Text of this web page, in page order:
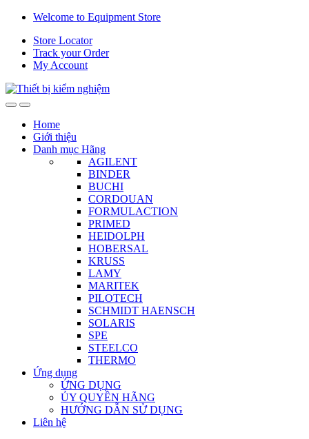
Skip
navigation
Skip
content
Welcome to Equipment Store
Store Locator
Track your Order
My Account
Home
Giới thiệu
Danh mục Hãng
AGILENT
BINDER
BUCHI
CORDOUAN
FORMULACTION
PRIMED
HEIDOLPH
HOBERSAL
KRUSS
LAMY
MARITEK
PILOTECH
SCHMIDT HAENSCH
SOLARIS
SPE
STEELCO
THERMO
Ứng dụng
ỨNG DỤNG
ỦY QUYỀN HÃNG
HƯỚNG DẪN SỬ DỤNG
Liên hệ